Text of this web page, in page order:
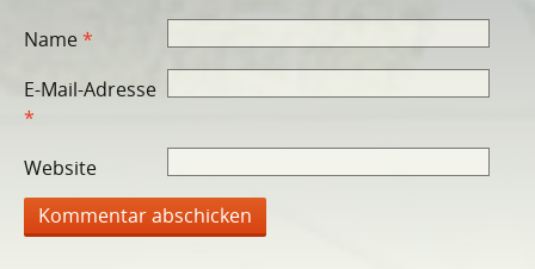
Name*
E-Mail-Adresse
*
Website